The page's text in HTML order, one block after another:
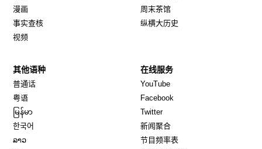
漫画
事实查核
视频
周末茶馆
纵横大历史
其他语种
普通话
粤语
မြန်မာ
한국어
ລາວ
在线服务
YouTube
Facebook
TwitterOpens in new window
新闻聚合
节目频率表